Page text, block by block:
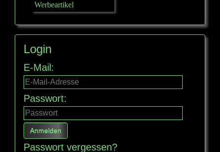
Werbeartikel
Login
E-Mail:
Passwort:
Passwort vergessen?